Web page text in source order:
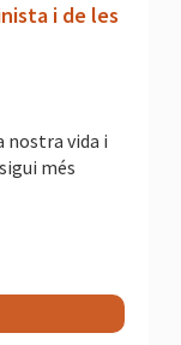
i de les
nostra vida i
més